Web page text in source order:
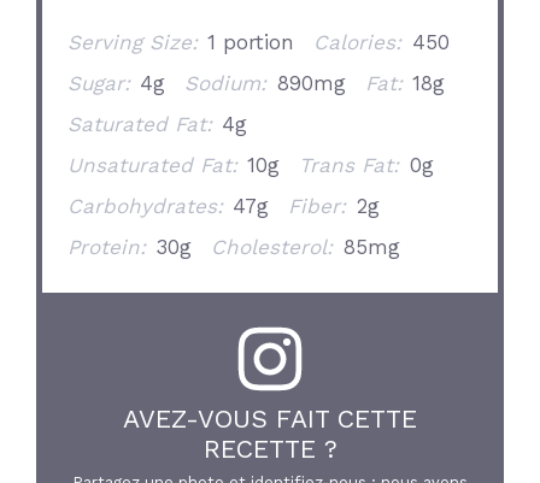
Serving Size: 1 portion Calories: 450
Sugar: 4g Sodium: 890mg Fat: 18g
Saturated Fat: 4g
Unsaturated Fat: 10g Trans Fat: 0g
Carbohydrates: 47g Fiber: 2g
Protein: 30g Cholesterol: 85mg
AVEZ-VOUS FAIT CETTE
RECETTE ?